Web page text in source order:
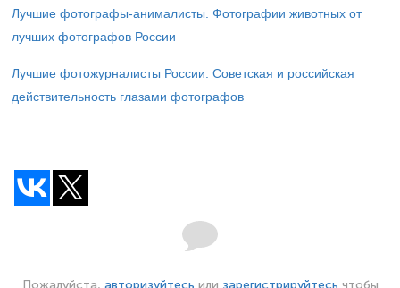
Лучшие фотографы-анималисты. Фотографии животных от
лучших фотографов России
Лучшие фотожурналисты России. Советская и российская
действительность глазами фотографов
Пожалуйста, авторизуйтесь или зарегистрируйтесь чтобы